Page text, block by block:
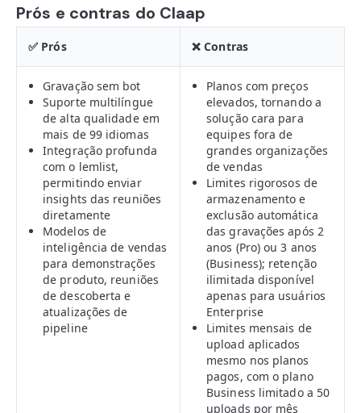
Prós e contras do Claap
✅ Prós ❌ Contras
Gravação sem bot
Suporte multilíngue
de alta qualidade em
mais de 99 idiomas
Integração profunda
com o lemlist,
permitindo enviar
insights das reuniões
diretamente
Modelos de
inteligência de vendas
para demonstrações
de produto, reuniões
de descoberta e
atualizações de
pipeline
Planos com preços
elevados, tornando a
solução cara para
equipes fora de
grandes organizações
de vendas
Limites rigorosos de
armazenamento e
exclusão automática
das gravações após 2
anos (Pro) ou 3 anos
(Business); retenção
ilimitada disponível
apenas para usuários
Enterprise
Limites mensais de
upload aplicados
mesmo nos planos
pagos, com o plano
Business limitado a 50
uploads por mês